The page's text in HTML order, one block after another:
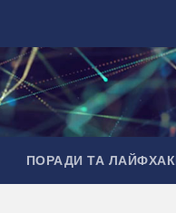
ПОРАДИ ТА